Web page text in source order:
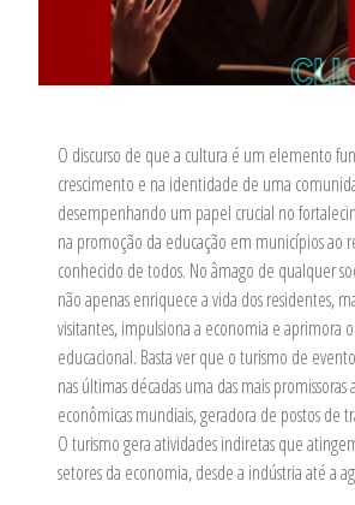
O discurso de que a cultura é um elemento
crescimento e na identidade de uma
desempenhando um papel crucial no
na promoção da educação em municípios ao
conhecido de todos. No âmago de qualquer
não apenas enriquece a vida dos residentes,
visitantes, impulsiona a economia e aprimora
educacional. Basta ver que o turismo de
nas últimas décadas uma das mais promissoras
econômicas mundiais, geradora de postos de
O turismo gera atividades indiretas que
setores da economia, desde a indústria até a